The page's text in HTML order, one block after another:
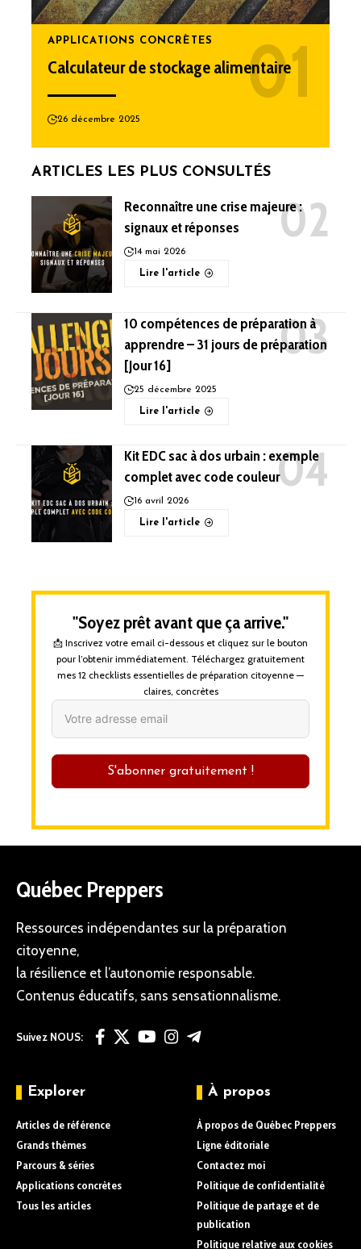
APPLICATIONS CONCRÈTES
Calculateur de stockage alimentaire
26 décembre 2025
ARTICLES LES PLUS CONSULTÉS
Reconnaître une crise majeure :
signaux et réponses
14 mai 2026
Lire l'article
10 compétences de préparation à
apprendre – 31 jours de préparation
[Jour 16]
25 décembre 2025
Lire l'article
Kit EDC sac à dos urbain : exemple
complet avec code couleur
16 avril 2026
Lire l'article
"Soyez prêt avant que ça arrive."
📩 Inscrivez votre email ci-dessous et cliquez sur le bouton
pour l’obtenir immédiatement. Téléchargez gratuitement
mes 12 checklists essentielles de préparation citoyenne —
claires, concrètes
S'abonner gratuitement !
Québec Preppers
Ressources indépendantes sur la préparation
citoyenne,
la résilience et l’autonomie responsable.
Contenus éducatifs, sans sensationnalisme.
Suivez NOUS:
Explorer
Articles de référence
Grands thèmes
Parcours & séries
Applications concrètes
Tous les articles
À propos
À propos de Québec Preppers
Ligne éditoriale
Contactez moi
Politique de confidentialité
Politique de partage et de
publication
Politique relative aux cookies